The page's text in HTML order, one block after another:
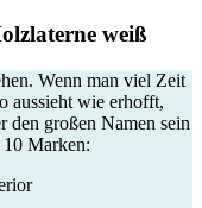
weiß
Wenn man viel Zeit
aussieht wie erhofft,
den großen Namen sein
10 Marken: